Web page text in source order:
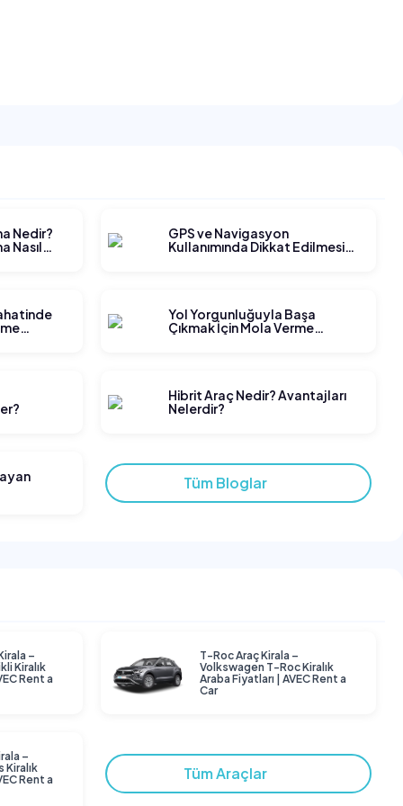
Nedir?
Nasıl
GPS ve Navigasyon
Kullanımında Dikkat Edilmesi
Yol Yorgunluğuyla Başa
Çıkmak İçin Mola Verme
Hibrit Araç Nedir? Avantajları
Nelerdir?
Tüm Bloglar
–
Kiralık
Rent a
T-Roc Araç Kirala –
Volkswagen T-Roc Kiralık
Araba Fiyatları | AVEC Rent a
Car
–
Kiralık
Rent a
Tüm Araçlar